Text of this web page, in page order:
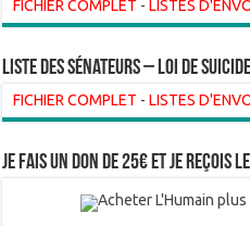
FICHIER COMPLET -LISTES
liste des sénateurs – loi de
FICHIER COMPLET -LISTES
Je fais un don de 25€ et je reçois